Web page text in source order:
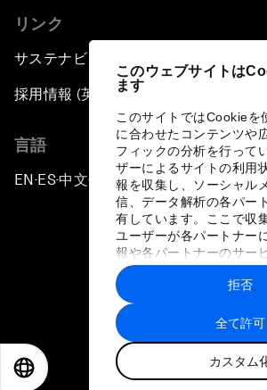
このウェブサイトは
ます
このサイトではCookieを
に合わせたコンテンツや
フィックの分析を行って
ザーによるサイトの利用
報を収集し、ソーシャル
信、データ解析の各パー
有しています。ここで収
ユーザーが各パートナー
報や各パートナーのサー
に収集された情報と組み
トナーによって使用され
す。
全て許可
カスタム
拒否
リンク
サステナビリティへの取り組み
採用情報 (英語のみ)
言語
EN ▪ ES▪中文▪ 日本語
プライバシーポリシーと利
サイトマップ
©
世界経済フォー